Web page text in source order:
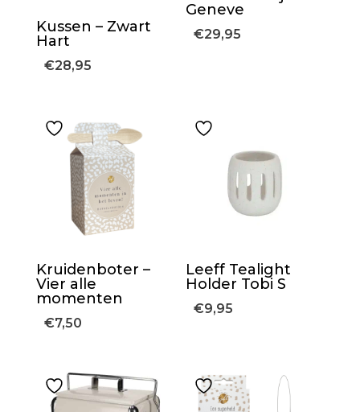
Kussen – Zwart
Hart
€28,95
Geneve
€29,95
Kruidenboter –
Vier alle
momenten
€7,50
Leeff Tealight
Holder Tobi S
€9,95